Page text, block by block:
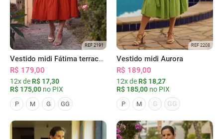
REF 2191
Vestido midi Fátima terracota
R$ 179,00
12x de R$ 17,30
R$ 175,00 no PIX
P M G GG
REF 2208
Vestido midi Aurora
R$ 189,00
12x de R$ 18,27
R$ 185,00 no PIX
P M G GG